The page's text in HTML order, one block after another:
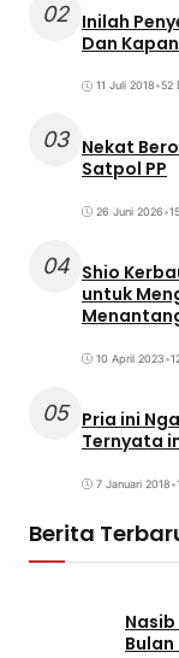
02 Inilah
Dan
11 Juli 2018•52
03 Nekat
Satpol PP
26 Juni 2026•
04 Shio
untuk
10 April 2023•
05 Pria ini
Ternyata
7 Januari 2018•
Berita